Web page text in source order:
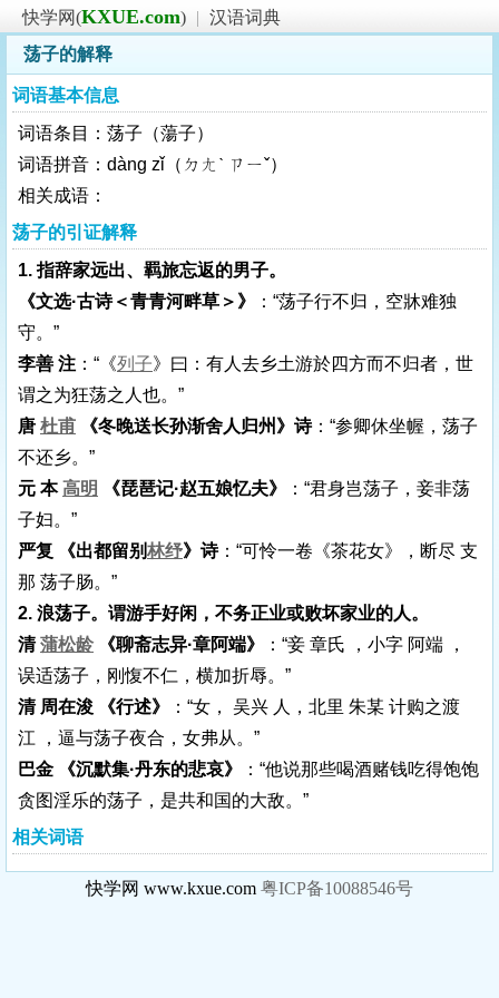
快学网(KXUE.com) | 汉语词典
荡子的解释
词语基本信息
词语条目：荡子（蕩子）
词语拼音：dàng zǐ（ㄉㄤˋ ㄗㄧˇ）
相关成语：
荡子的引证解释
1. 指辞家远出、羁旅忘返的男子。
《文选·古诗＜青青河畔草＞》
：“荡子行不归，空牀难独
守。”
李善 注 ：“《列子》曰：有人去乡土游於四方而不归者，世
谓之为狂荡之人也。”
唐 杜甫 《冬晚送长孙渐舍人归州》诗：“参卿休坐幄，荡子
不还乡。”
元 本高明 《琵琶记·赵五娘忆夫》
：“君身岂荡子，妾非荡
子妇。”
严复 《出都留别林纾》诗：“可怜一卷《茶花女》，断尽 支
那 荡子肠。”
2. 浪荡子。谓游手好闲，不务正业或败坏家业的人。
清蒲松龄 《聊斋志异·章阿端》
：“妾 章氏 ，小字 阿端 ，
误适荡子，刚愎不仁，横加折辱。”
清 周在浚 《行述》
：“女， 吴兴 人，北里 朱某 计购之渡
江 ，逼与荡子夜合，女弗从。”
巴金 《沉默集·丹东的悲哀》
：“他说那些喝酒赌钱吃得饱饱
贪图淫乐的荡子，是共和国的大敌。”
相关词语
快学网 www.kxue.com 粤ICP备10088546号